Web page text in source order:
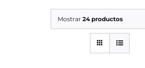
OCASIÓN
Mostrar 24 productos